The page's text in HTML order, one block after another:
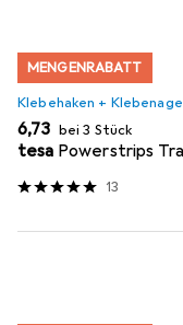
MENGENRABATT
Klebehaken +
EUR
6,73 bei 3 Stück
tesa Powerstrips
13